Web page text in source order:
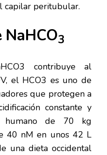
capilar peritubular.
3
contribuye al
el HCO3 es uno de
que protegen a
constante y
humano de 70 kg
40 nM en unos 42 L
una dieta occidental